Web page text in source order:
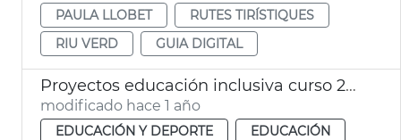
PAULA LLOBET
RUTES TIRÍSTIQUES
RIU VERD
GUIA DIGITAL
Proyectos educación inclusiva curso 24-25
modificado hace 1 año
EDUCACIÓN Y DEPORTE
EDUCACIÓN